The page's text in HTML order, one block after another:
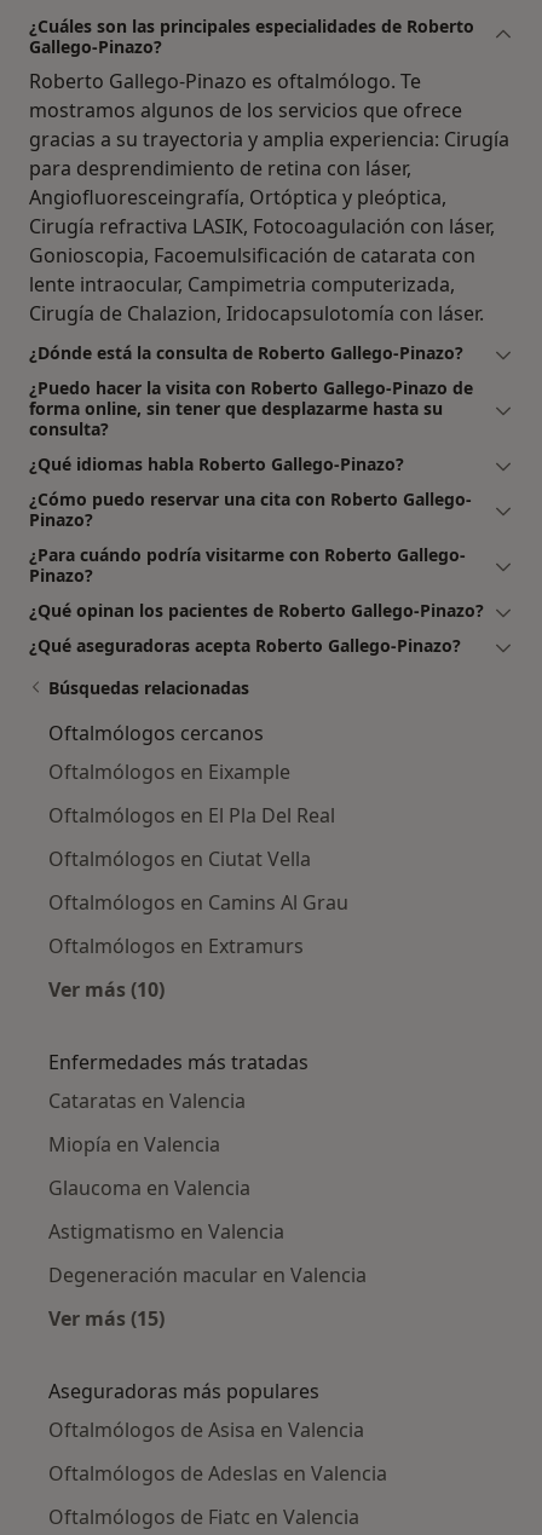
¿Cuáles son las principales especialidades de Roberto
Gallego-Pinazo?
Roberto Gallego-Pinazo es oftalmólogo. Te
mostramos algunos de los servicios que ofrece
gracias a su trayectoria y amplia experiencia: Cirugía
para desprendimiento de retina con láser,
Angiofluoresceingrafía, Ortóptica y pleóptica,
Cirugía refractiva LASIK, Fotocoagulación con láser,
Gonioscopia, Facoemulsificación de catarata con
lente intraocular, Campimetria computerizada,
Cirugía de Chalazion, Iridocapsulotomía con láser.
¿Dónde está la consulta de Roberto Gallego-Pinazo?
¿Puedo hacer la visita con Roberto Gallego-Pinazo de
forma online, sin tener que desplazarme hasta su
consulta?
¿Qué idiomas habla Roberto Gallego-Pinazo?
¿Cómo puedo reservar una cita con Roberto Gallego-
Pinazo?
¿Para cuándo podría visitarme con Roberto Gallego-
Pinazo?
¿Qué opinan los pacientes de Roberto Gallego-Pinazo?
¿Qué aseguradoras acepta Roberto Gallego-Pinazo?
Búsquedas relacionadas
Oftalmólogos cercanos
Oftalmólogos en Eixample
Oftalmólogos en El Pla Del Real
Oftalmólogos en Ciutat Vella
Oftalmólogos en Camins Al Grau
Oftalmólogos en Extramurs
Ver más (10)
Enfermedades más tratadas
Cataratas en Valencia
Miopía en Valencia
Glaucoma en Valencia
Astigmatismo en Valencia
Degeneración macular en Valencia
Ver más (15)
Aseguradoras más populares
Oftalmólogos de Asisa en Valencia
Oftalmólogos de Adeslas en Valencia
Oftalmólogos de Fiatc en Valencia